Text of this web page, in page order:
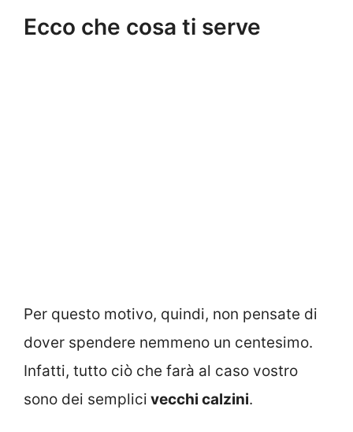
Ecco che cosa ti serve
Per questo motivo, quindi, non pensate di
dover spendere nemmeno un centesimo.
Infatti, tutto ciò che farà al caso vostro
sono dei semplici vecchi calzini.